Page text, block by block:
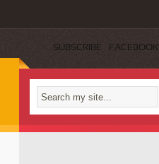
SUBSCRIBE FACEBOOK